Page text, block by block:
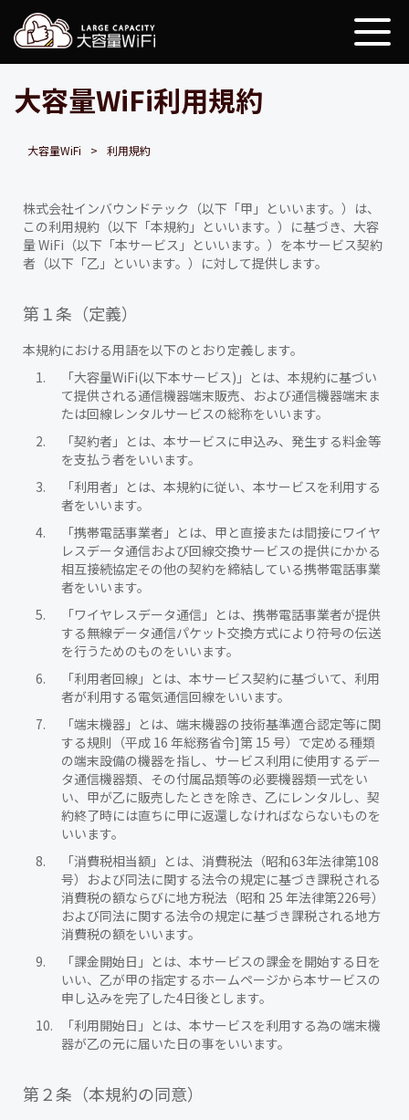
大容量WiFi利用規約
大容量WiFi 利用規約
株式会社インバウンドテック（以下「甲」といいます。）は、
この利用規約（以下「本規約」といいます。）に基づき、大容
量 WiFi（以下「本サービス」といいます。）を本サービス契約
者（以下「乙」といいます。）に対して提供します。
第１条（定義）
本規約における用語を以下のとおり定義します。
「大容量WiFi(以下本サービス)」とは、本規約に基づい
て提供される通信機器端末販売、および通信機器端末ま
たは回線レンタルサービスの総称をいいます。
「契約者」とは、本サービスに申込み、発生する料金等
を支払う者をいいます。
「利用者」とは、本規約に従い、本サービスを利用する
者をいいます。
「携帯電話事業者」とは、甲と直接または間接にワイヤ
レスデータ通信および回線交換サービスの提供にかかる
相互接続協定その他の契約を締結している携帯電話事業
者をいいます。
「ワイヤレスデータ通信」とは、携帯電話事業者が提供
する無線データ通信パケット交換方式により符号の伝送
を行うためのものをいいます。
「利用者回線」とは、本サービス契約に基づいて、利用
者が利用する電気通信回線をいいます。
「端末機器」とは、端末機器の技術基準適合認定等に関
する規則（平成 16 年総務省令]第 15 号）で定める種類
の端末設備の機器を指し、サービス利用に使用するデー
タ通信機器類、その付属品類等の必要機器類一式をい
い、甲が乙に販売したときを除き、乙にレンタルし、契
約終了時には直ちに甲に返還しなければならないものを
いいます。
「消費税相当額」とは、消費税法（昭和63年法律第108
号）および同法に関する法令の規定に基づき課税される
消費税の額ならびに地方税法（昭和 25 年法律第226号）
および同法に関する法令の規定に基づき課税される地方
消費税の額をいいます。
「課金開始日」とは、本サービスの課金を開始する日を
いい、乙が甲の指定するホームページから本サービスの
申し込みを完了した4日後とします。
「利用開始日」とは、本サービスを利用する為の端末機
器が乙の元に届いた日の事をいいます。
第２条（本規約の同意）